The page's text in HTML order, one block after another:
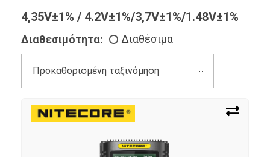
4,35V±1% / 4.2V±1%/3,7V±1%/1.48V±1%
Διαθεσιμότητα: Διαθέσιμα